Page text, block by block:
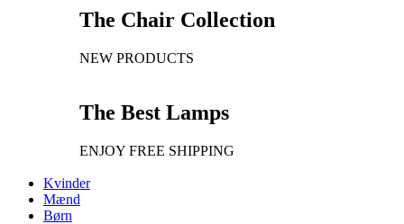
The Chair Collection
NEW PRODUCTS
The Best Lamps
ENJOY FREE SHIPPING
Kvinder
Mænd
Børn